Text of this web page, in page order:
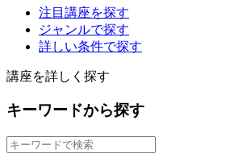
注目講座を探す
ジャンルで探す
詳しい条件で探す
講座を詳しく探す
キーワードから探す